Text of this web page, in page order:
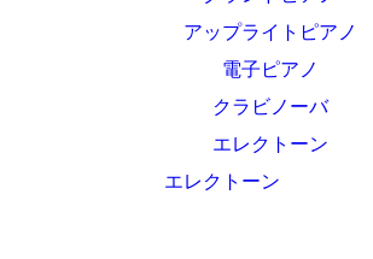
アップライトピアノ
電子ピアノ
クラビノーバ
エレクトーン
エレクトーン